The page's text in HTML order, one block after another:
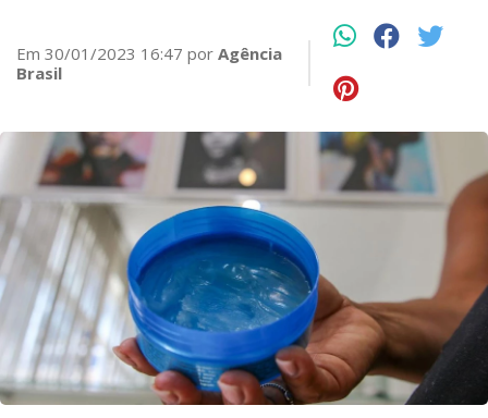
Em 30/01/2023 16:47 por Agência
Brasil